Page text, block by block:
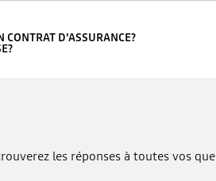
CONTRAT D'ASSURANCE?
les réponses à toutes vos